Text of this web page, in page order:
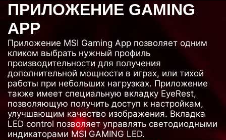
ПРИЛОЖЕНИЕ GAMING
APP
Приложение MSI Gaming App позволяет одним
кликом выбрать нужный профиль
производительности для получения
дополнительной мощности в играх, или тихой
работы при небольших нагрузках. Приложение
также имеет специальную вкладку EyeRest,
позволяющую получить доступ к настройкам,
улучшающим качество изображения. Вкладка
LED control позволяет управлять светодиодными
индикаторами MSI GAMING LED.